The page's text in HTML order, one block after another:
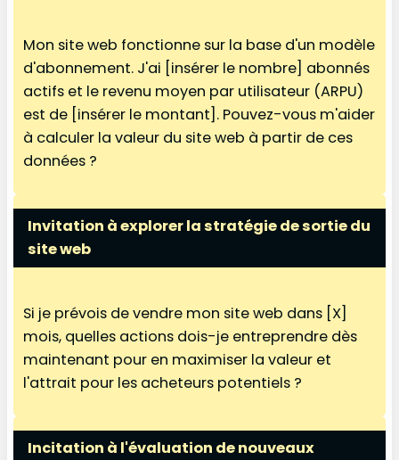
Mon site web fonctionne sur la base d'un modèle
d'abonnement. J'ai [insérer le nombre] abonnés
actifs et le revenu moyen par utilisateur (ARPU)
est de [insérer le montant]. Pouvez-vous m'aider
à calculer la valeur du site web à partir de ces
données ?
Invitation à explorer la stratégie de sortie du
site web
Si je prévois de vendre mon site web dans [X]
mois, quelles actions dois-je entreprendre dès
maintenant pour en maximiser la valeur et
l'attrait pour les acheteurs potentiels ?
Incitation à l'évaluation de nouveaux